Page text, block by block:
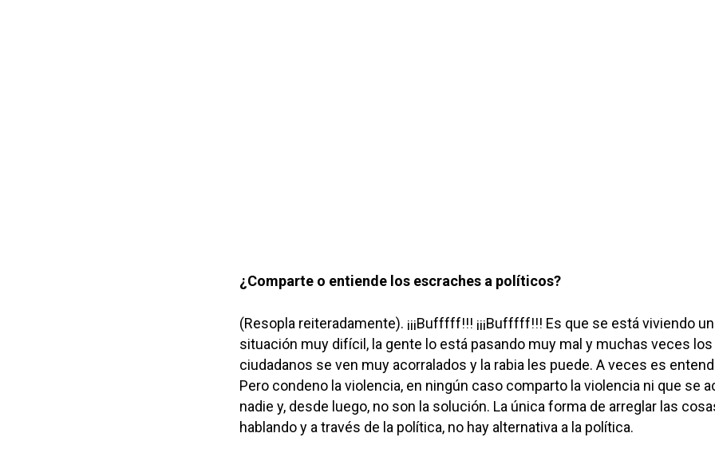
¿Comparte o entiende los escraches a políticos?
(Resopla reiteradamente). ¡¡¡Bufffff!!! ¡¡¡Bufffff!!! Es que se está viviendo
situación muy difícil, la gente lo está pasando muy mal y muchas veces los
ciudadanos se ven muy acorralados y la rabia les puede. A veces es
Pero condeno la violencia, en ningún caso comparto la violencia ni que se
nadie y, desde luego, no son la solución. La única forma de arreglar las
hablando y a través de la política, no hay alternativa a la política.